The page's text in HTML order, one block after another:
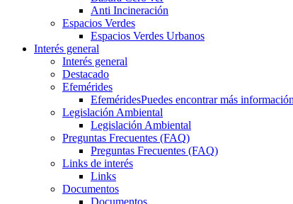
Anti Incineración
Espacios Verdes
Espacios Verdes Urbanos
Interés general
Interés general
Destacado
Efemérides
EfeméridesPuedes encontrar más
Legislación Ambiental
Legislación Ambiental
Preguntas Frecuentes (FAQ)
Preguntas Frecuentes (FAQ)
Links de interés
Links
Documentos
Documentos